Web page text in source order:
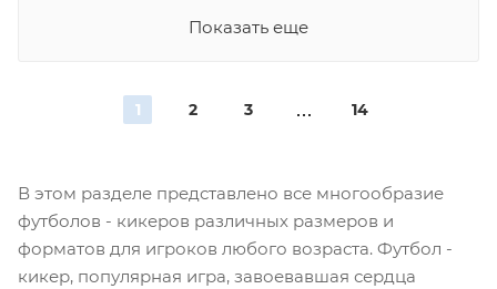
Показать еще
1 2 3 14
В этом разделе представлено все многообразие
футболов - кикеров различных размеров и
форматов для игроков любого возраста. Футбол -
кикер, популярная игра, завоевавшая сердца